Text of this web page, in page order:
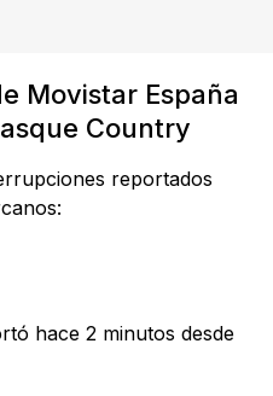
Movistar España
Country
reportados
hace 2 minutos desde